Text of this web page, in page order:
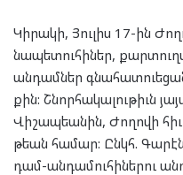
Կի­րա­կի, Յու­լիս 17-ին
նա­պե­տու­հի­ներ,
ան­դամ­ներ
քին: Շնոր­հա­կա­լու­թիւն
Վի­շապ­եա­նին, Ժո­ղո­վի
թեան հա­մար: Ընկհ.
դամ­-ան­դա­մու­հի­նե­րու